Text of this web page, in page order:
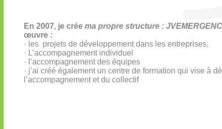
En 2007, je crée ma propre structure :
œuvre :
· les projets de développement dans les entreprises,
· L’accompagnement individuel
· l’accompagnement des équipes
· j’ai créé également un centre de formation qui vise à
l’accompagnement et du collectif